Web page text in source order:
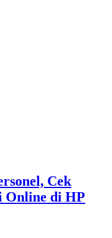
Cek
Online di HP